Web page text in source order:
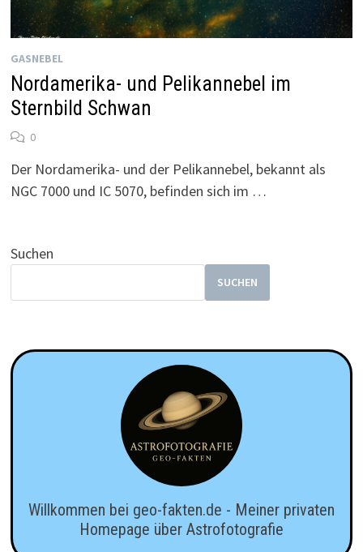
GASNEBEL
Nordamerika- und Pelikannebel im
Sternbild Schwan
0
Der Nordamerika- und der Pelikannebel, bekannt als
NGC 7000 und IC 5070, befinden sich im …
Suchen
SUCHEN
Willkommen bei geo-fakten.de - Meiner privaten
Homepage über Astrofotografie